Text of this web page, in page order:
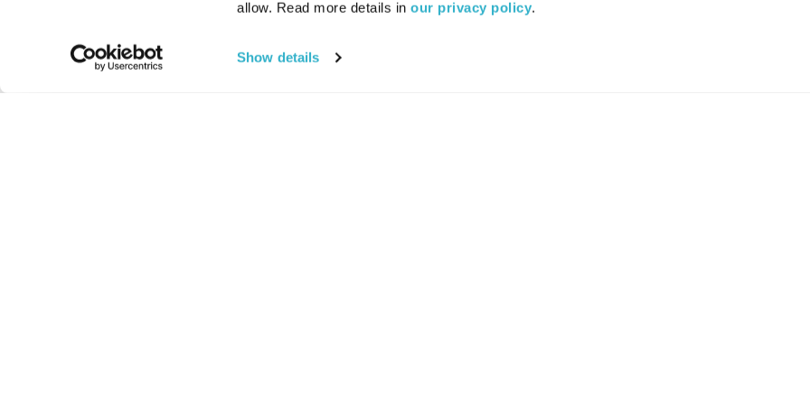
allow. Read more details in our privacy policy.
Show details